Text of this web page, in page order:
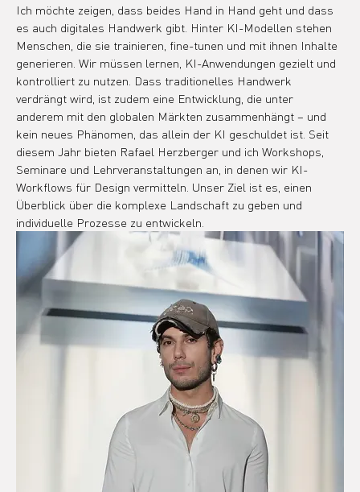
Ich möchte zeigen, dass beides Hand in Hand geht und dass
es auch digitales Handwerk gibt. Hinter KI-Modellen stehen
Menschen, die sie trainieren, fine-tunen und mit ihnen Inhalte
generieren. Wir müssen lernen, KI-Anwendungen gezielt und
kontrolliert zu nutzen. Dass traditionelles Handwerk
verdrängt wird, ist zudem eine Entwicklung, die unter
anderem mit den globalen Märkten zusammenhängt – und
kein neues Phänomen, das allein der KI geschuldet ist. Seit
diesem Jahr bieten Rafael Herzberger und ich Workshops,
Seminare und Lehrveranstaltungen an, in denen wir KI-
Workflows für Design vermitteln. Unser Ziel ist es, einen
Überblick über die komplexe Landschaft zu geben und
individuelle Prozesse zu entwickeln.